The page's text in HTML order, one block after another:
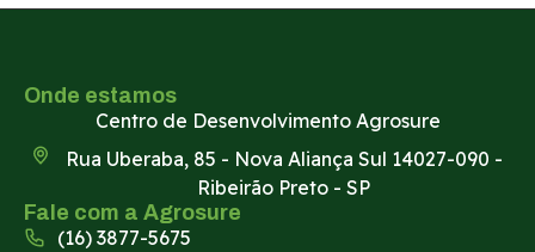
Onde estamos
Centro de Desenvolvimento Agrosure
Rua Uberaba, 85 - Nova Aliança Sul 14027-090 -
Ribeirão Preto - SP
Fale com a Agrosure
(16) 3877-5675